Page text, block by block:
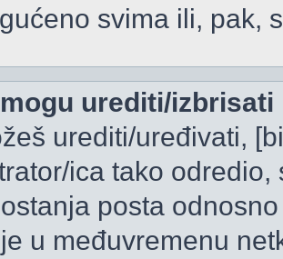
svima ili, pak,
urediti/izbrisati
urediti/uređivati,
ica tako
posta
u međuvremenu